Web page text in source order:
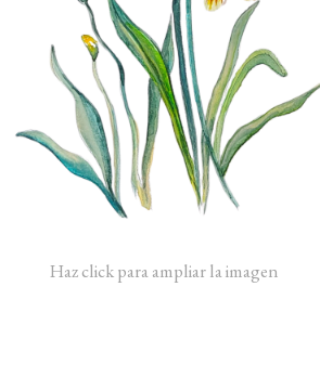
Haz click para ampliar la imagen